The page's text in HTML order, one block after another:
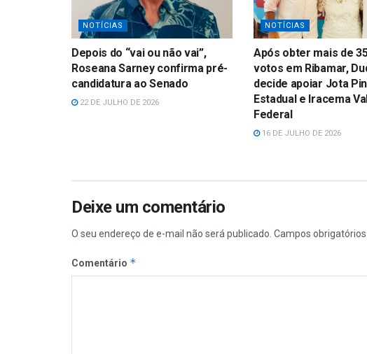
NOTÍCIAS
Depois do “vai ou não vai”,
Roseana Sarney confirma pré-
candidatura ao Senado
22 DE JULHO DE 2026
NOTÍCIAS
Após obter mais de
votos em Ribamar,
decide apoiar Jota
Estadual e Iracema
Federal
16 DE JULHO DE 2026
Deixe um comentário
O seu endereço de e-mail não será publicado. Campos
Comentário *